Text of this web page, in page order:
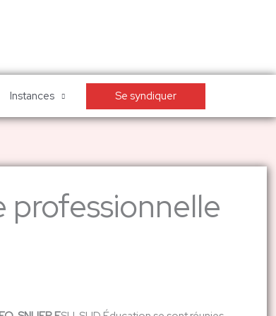
Instances Se syndiquer
professionnelle